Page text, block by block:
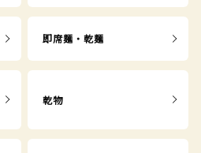
即席麺・乾麺
乾物